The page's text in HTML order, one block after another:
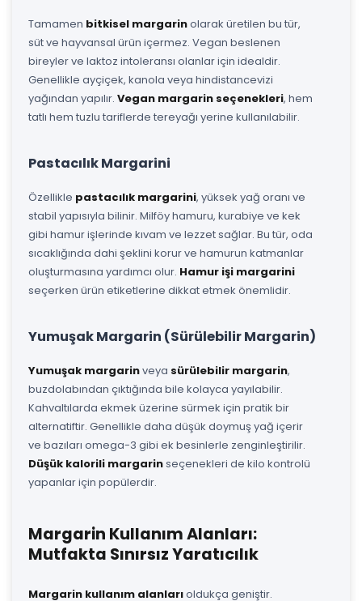
Tamamen bitkisel margarinolarak üretilen bu tür,
süt ve hayvansal ürün içermez. Vegan beslenen
bireyler ve laktoz intoleransı olanlar için idealdir.
Genellikle ayçiçek, kanola veya hindistancevizi
yağından yapılır. Vegan margarin seçenekleri, hem
tatlı hem tuzlu tariflerde tereyağı yerine kullanılabilir.
Pastacılık Margarini
Özellikle pastacılık margarini, yüksek yağ oranı ve
stabil yapısıyla bilinir. Milföy hamuru, kurabiye ve kek
gibi hamur işlerinde kıvam ve lezzet sağlar. Bu tür, oda
sıcaklığında dahi şeklini korur ve hamurun katmanlar
oluşturmasına yardımcı olur. Hamur işi margarini
seçerken ürün etiketlerine dikkat etmek önemlidir.
Yumuşak Margarin (Sürülebilir Margarin)
Yumuşak margarinveya sürülebilir margarin,
buzdolabından çıktığında bile kolayca yayılabilir.
Kahvaltılarda ekmek üzerine sürmek için pratik bir
alternatiftir. Genellikle daha düşük doymuş yağ içerir
ve bazıları omega-3 gibi ek besinlerle zenginleştirilir.
Düşük kalorili margarinseçenekleri de kilo kontrolü
yapanlar için popülerdir.
Margarin Kullanım Alanları:
Mutfakta Sınırsız Yaratıcılık
Margarin kullanım alanlarıoldukça geniştir.